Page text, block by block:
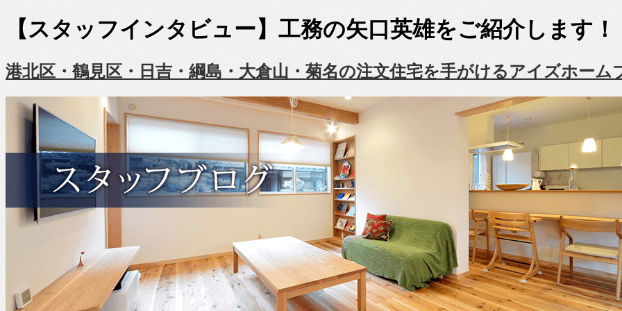
【スタッフインタビュー】工務の矢口英雄をご紹介します！
港北区・鶴見区・日吉・綱島・大倉山・菊名の注文住宅を手がけるアイズホーム